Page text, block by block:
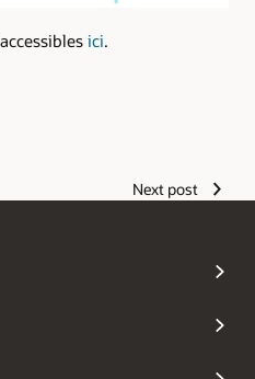
ici.
Next post